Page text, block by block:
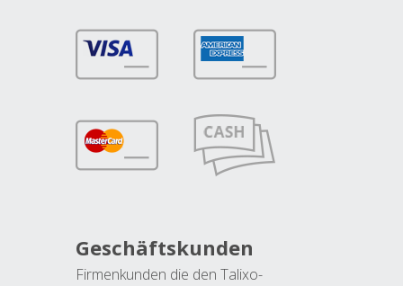
Geschäftskunden
Firmenkunden die den Talixo-